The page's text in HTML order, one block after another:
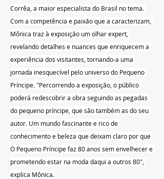
Corrêa, a maior especialista do Brasil no tema.
Com a competência e paixão que a caracterizam,
Mônica traz à exposição um olhar expert,
revelando detalhes e nuances que enriquecem a
experiência dos visitantes, tornando-a uma
jornada inesquecível pelo universo do Pequeno
Príncipe. "Percorrendo a exposição, o público
poderá redescobrir a obra seguindo as pegadas
do pequeno príncipe, que são também as do seu
autor. Um mundo fascinante e rico de
conhecimento e beleza que deixam claro por que
O Pequeno Príncipe faz 80 anos sem envelhecer e
prometendo estar na moda daqui a outros 80",
explica Mônica.